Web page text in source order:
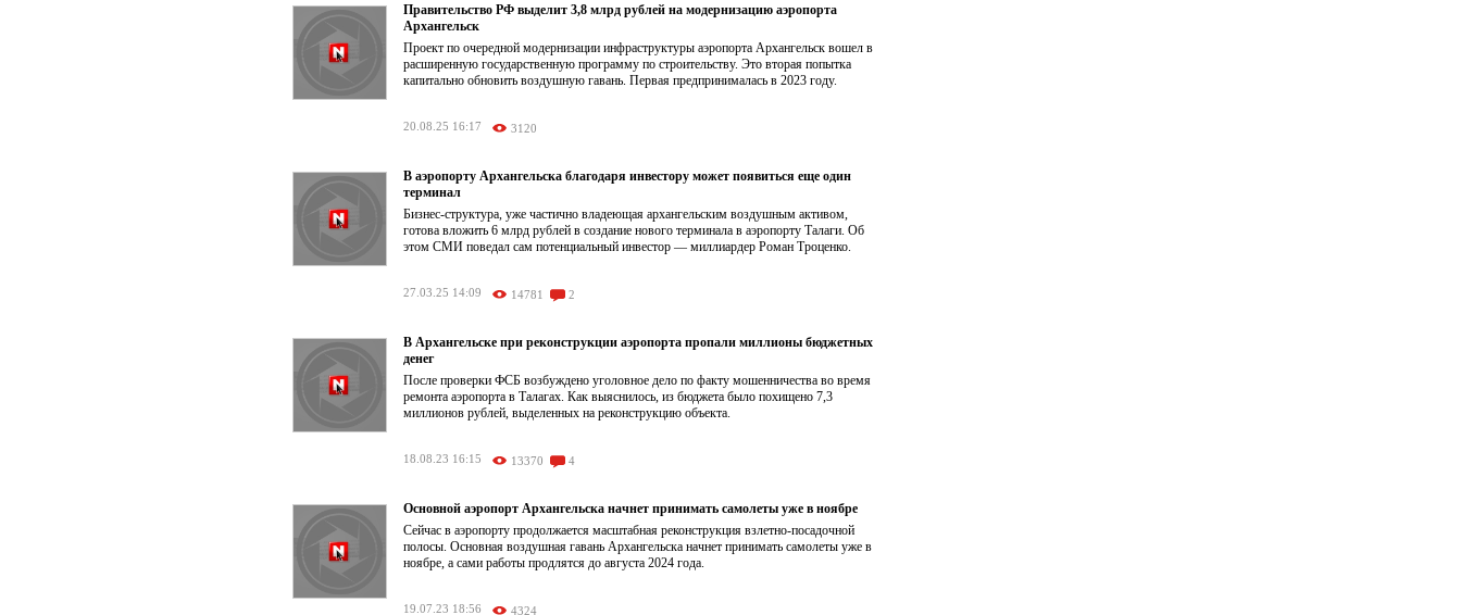
Правительство РФ выделит 3,8 млрд рублей на модернизацию аэропорта
Архангельск
Проект по очередной модернизации инфраструктуры аэропорта Архангельск вошел в
расширенную государственную программу по строительству. Это вторая попытка
капитально обновить воздушную гавань. Первая предпринималась в 2023 году.
20.08.25 16:17 3120
В аэропорту Архангельска благодаря инвестору может появиться еще один
терминал
Бизнес-структура, уже частично владеющая архангельским воздушным активом,
готова вложить 6 млрд рублей в создание нового терминала в аэропорту Талаги. Об
этом СМИ поведал сам потенциальный инвестор — миллиардер Роман Троценко.
27.03.25 14:09 14781 2
В Архангельске при реконструкции аэропорта пропали миллионы бюджетных
денег
После проверки ФСБ возбуждено уголовное дело по факту мошенничества во время
ремонта аэропорта в Талагах. Как выяснилось, из бюджета было похищено 7,3
миллионов рублей, выделенных на реконструкцию объекта.
18.08.23 16:15 13370 4
Основной аэропорт Архангельска начнет принимать самолеты уже в ноябре
Сейчас в аэропорту продолжается масштабная реконструкция взлетно-посадочной
полосы. Основная воздушная гавань Архангельска начнет принимать самолеты уже в
ноябре, а сами работы продлятся до августа 2024 года.
19.07.23 18:56 4324